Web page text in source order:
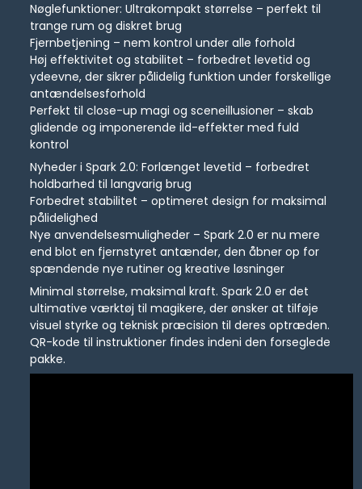
Nøglefunktioner: Ultrakompakt størrelse – perfekt til
trange rum og diskret brug
Fjernbetjening – nem kontrol under alle forhold
Høj effektivitet og stabilitet – forbedret levetid og
ydeevne, der sikrer pålidelig funktion under forskellige
antændelsesforhold
Perfekt til close-up magi og sceneillusioner – skab
glidende og imponerende ild-effekter med fuld
kontrol
Nyheder i Spark 2.0: Forlænget levetid – forbedret
holdbarhed til langvarig brug
Forbedret stabilitet – optimeret design for maksimal
pålidelighed
Nye anvendelsesmuligheder – Spark 2.0 er nu mere
end blot en fjernstyret antænder, den åbner op for
spændende nye rutiner og kreative løsninger
Minimal størrelse, maksimal kraft. Spark 2.0 er det
ultimative værktøj til magikere, der ønsker at tilføje
visuel styrke og teknisk præcision til deres optræden.
QR-kode til instruktioner findes indeni den forseglede
pakke.